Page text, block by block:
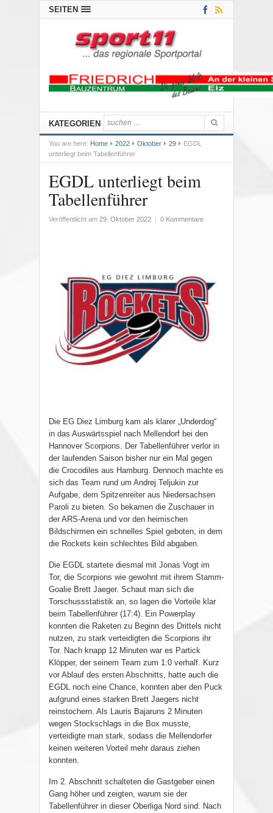
SEITEN
KATEGORIEN
You are here: Home 2022 Oktober 29
EGDL
unterliegt beim Tabellenführer
EGDL unterliegt beim
Tabellenführer
Veröffentlicht am 29. Oktober 2022 0 Kommentare
Die EG Diez Limburg kam als klarer „Underdog“
in das Auswärtsspiel nach Mellendorf bei den
Hannover Scorpions. Der Tabellenführer verlor in
der laufenden Saison bisher nur ein Mal gegen
die Crocodiles aus Hamburg. Dennoch machte es
sich das Team rund um Andrej Teljukin zur
Aufgabe, dem Spitzenreiter aus Niedersachsen
Paroli zu bieten. So bekamen die Zuschauer in
der ARS-Arena und vor den heimischen
Bildschirmen ein schnelles Spiel geboten, in dem
die Rockets kein schlechtes Bild abgaben.
Die EGDL startete diesmal mit Jonas Vogt im
Tor, die Scorpions wie gewohnt mit ihrem Stamm-
Goalie Brett Jaeger. Schaut man sich die
Torschussstatistik an, so lagen die Vorteile klar
beim Tabellenführer (17:4). Ein Powerplay
konnten die Raketen zu Beginn des Drittels nicht
nutzen, zu stark verteidigten die Scorpions ihr
Tor. Nach knapp 12 Minuten war es Partick
Klöpper, der seinem Team zum 1:0 verhalf. Kurz
vor Ablauf des ersten Abschnitts, hatte auch die
EGDL noch eine Chance, konnten aber den Puck
aufgrund eines starken Brett Jaegers nicht
reinstochern. Als Lauris Bajaruns 2 Minuten
wegen Stockschlags in die Box musste,
verteidigte man stark, sodass die Mellendorfer
keinen weiteren Vorteil mehr daraus ziehen
konnten.
Im 2. Abschnitt schalteten die Gastgeber einen
Gang höher und zeigten, warum sie der
Tabellenführer in dieser Oberliga Nord sind. Nach